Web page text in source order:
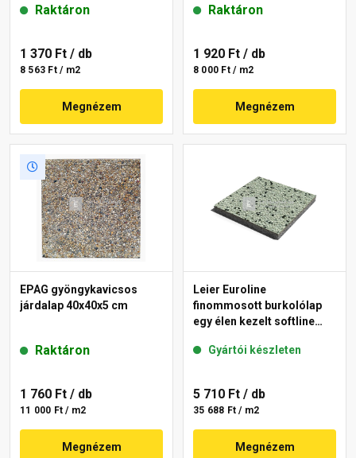
Raktáron
1 370 Ft / db
8 563 Ft / m2
Megnézem
Raktáron
1 920 Ft / db
8 000 Ft / m2
Megnézem
EPAG gyöngykavicsos
járdalap 40x40x5 cm
Raktáron
1 760 Ft / db
11 000 Ft / m2
Megnézem
Leier Euroline
finommosott burkolólap
egy élen kezelt softline
Gyártói készleten
5 710 Ft / db
35 688 Ft / m2
Megnézem